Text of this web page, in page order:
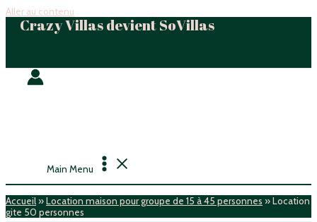
Aller au contenu
Crazy Villas devient SoVillas
Main Menu
Accueil»Location maison pour groupe de 15 à 45 personnes »Location
gite 50 personnes